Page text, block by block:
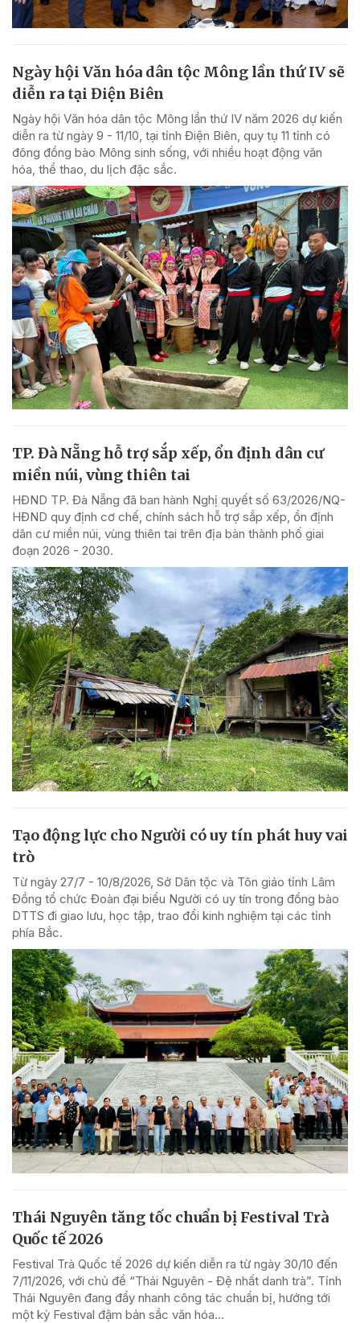
Ngày hội Văn hóa dân tộc Mông lần thứ IV sẽ
diễn ra tại Điện Biên
Ngày hội Văn hóa dân tộc Mông lần thứ IV năm 2026 dự kiến
diễn ra từ ngày 9 - 11/10, tại tỉnh Điện Biên, quy tụ 11 tỉnh có
đông đồng bào Mông sinh sống, với nhiều hoạt động văn
hóa, thể thao, du lịch đặc sắc.
TP. Đà Nẵng hỗ trợ sắp xếp, ổn định dân cư
miền núi, vùng thiên tai
HĐND TP. Đà Nẵng đã ban hành Nghị quyết số 63/2026/NQ-
HĐND quy định cơ chế, chính sách hỗ trợ sắp xếp, ổn định
dân cư miền núi, vùng thiên tai trên địa bàn thành phố giai
đoạn 2026 - 2030.
Tạo động lực cho Người có uy tín phát huy vai
trò
Từ ngày 27/7 - 10/8/2026, Sở Dân tộc và Tôn giáo tỉnh Lâm
Đồng tổ chức Đoàn đại biểu Người có uy tín trong đồng bào
DTTS đi giao lưu, học tập, trao đổi kinh nghiệm tại các tỉnh
phía Bắc.
Thái Nguyên tăng tốc chuẩn bị Festival Trà
Quốc tế 2026
Festival Trà Quốc tế 2026 dự kiến diễn ra từ ngày 30/10 đến
7/11/2026, với chủ đề “Thái Nguyên - Đệ nhất danh trà”. Tỉnh
Thái Nguyên đang đẩy nhanh công tác chuẩn bị, hướng tới
một kỳ Festival đậm bản sắc văn hóa...